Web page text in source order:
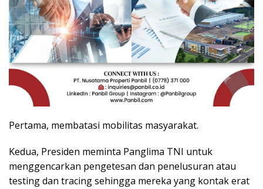
Pertama, membatasi mobilitas masyarakat.
Kedua, Presiden meminta Panglima TNI untuk
menggencarkan pengetesan dan penelusuran atau
testing dan tracing sehingga mereka yang kontak erat